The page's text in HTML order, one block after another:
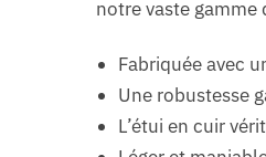
notre vaste gamme
Fabriquée avec
Une robustesse
L’étui en cuir